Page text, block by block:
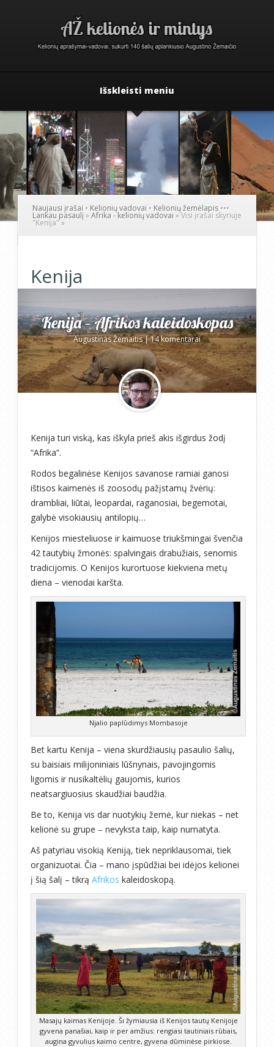
Išskleisti meniu
Naujausi įrašai • Kelionių vadovai • Kelionių žemėlapis •••
Lankau pasaulį »Afrika - kelionių vadovai »Visi įrašai skyriuje
"Kenija"»
Kenija
Kenija – Afrikos kaleidoskopas
Augustinas Žemaitis|14 komentarai
Kenija turi viską, kas iškyla prieš akis išgirdus žodį
“Afrika”.
Rodos begalinėse Kenijos savanose ramiai ganosi
ištisos kaimenės iš zoosodų pažįstamų žvėrių:
drambliai, liūtai, leopardai, raganosiai, begemotai,
galybė visokiausių antilopių…
Kenijos miesteliuose ir kaimuose triukšmingai švenčia
42 tautybių žmonės: spalvingais drabužiais, senomis
tradicijomis. O Kenijos kurortuose kiekviena metų
diena – vienodai karšta.
Njalio paplūdimys Mombasoje
Bet kartu Kenija – viena skurdžiausių pasaulio šalių,
su baisiais milijoniniais lūšnynais, pavojingomis
ligomis ir nusikaltėlių gaujomis, kurios
neatsargiuosius skaudžiai baudžia.
Be to, Kenija vis dar nuotykių žemė, kur niekas – net
kelionė su grupe – nevyksta taip, kaip numatyta.
Aš patyriau visokią Keniją, tiek nepriklausomai, tiek
organizuotai. Čia – mano įspūdžiai bei idėjos kelionei
į šią šalį – tikrą Afrikos kaleidoskopą.
Masajų kaimas Kenijoje. Ši žymiausia iš Kenijos tautų Kenijoje
gyvena panašiai, kaip ir per amžius: rengiasi tautiniais rūbais,
augina gyvulius kaimo centre, gyvena dūminėse pirkiose.